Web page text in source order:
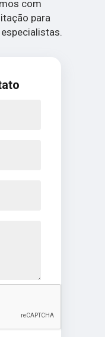
com
para